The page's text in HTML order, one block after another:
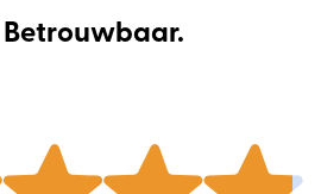
Betrouwbaar.